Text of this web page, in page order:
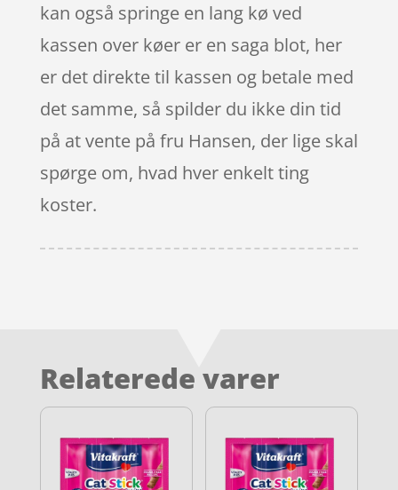
kan også springe en lang kø ved
kassen over køer er en saga blot, her
er det direkte til kassen og betale med
det samme, så spilder du ikke din tid
på at vente på fru Hansen, der lige skal
spørge om, hvad hver enkelt ting
koster.
Relaterede varer